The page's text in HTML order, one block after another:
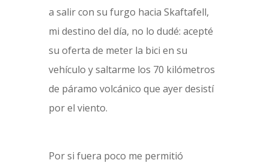
a salir con su furgo hacia Skaftafell,
mi destino del día, no lo dudé: acepté
su oferta de meter la bici en su
vehículo y saltarme los 70 kilómetros
de páramo volcánico que ayer desistí
por el viento.
Por si fuera poco me permitió